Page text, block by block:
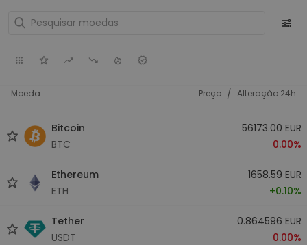
Moeda Preço / Alteração 24h
Bitcoin
BTC
56173.00 EUR
0.00%
Ethereum
ETH
1658.59 EUR
+0.10%
Tether
USDT
0.864596 EUR
0.00%